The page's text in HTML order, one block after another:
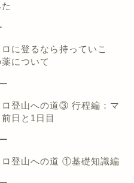
に登るなら持っていこ
について
ロ登山への道③ 行程編：マ
日と1日目
ロ登山への道 ①基礎知識編